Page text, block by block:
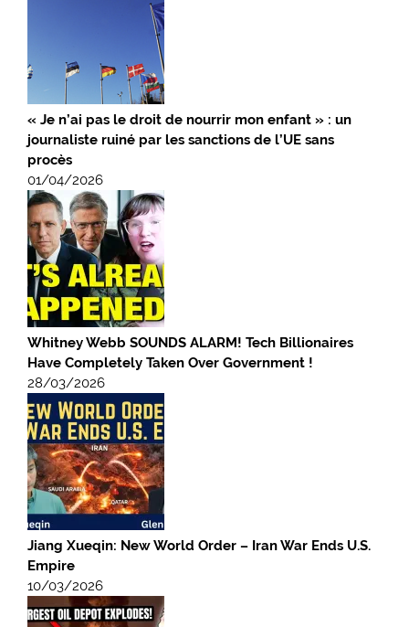
« Je n’ai pas le droit de nourrir mon enfant » : un
journaliste ruiné par les sanctions de l’UE sans
procès
01/04/2026
Whitney Webb SOUNDS ALARM! Tech Billionaires
Have Completely Taken Over Government !
28/03/2026
Jiang Xueqin: New World Order – Iran War Ends U.S.
Empire
10/03/2026